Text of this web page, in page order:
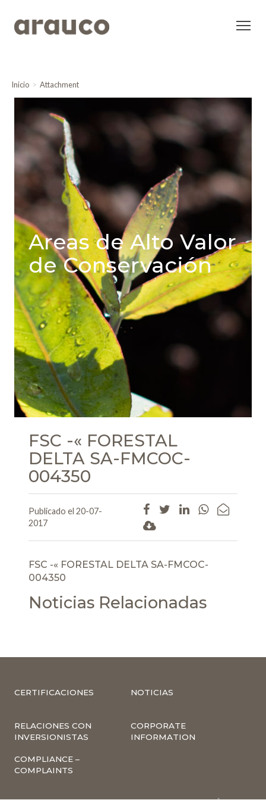
Inicio Attachment
Areas de Alto Valor
de Conservación
FSC -« FORESTAL
DELTA SA-FMCOC-
004350
Publicado el 20-07-
2017
FSC -« FORESTAL DELTA SA-FMCOC-
004350
Noticias Relacionadas
CERTIFICACIONES NOTICIAS
RELACIONES CON
INVERSIONISTAS
CORPORATE
INFORMATION
COMPLIANCE –
COMPLAINTS